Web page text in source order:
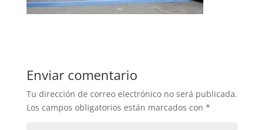
Enviar comentario
Tu dirección de correo electrónico no será publicada.
Los campos obligatorios están marcados con *